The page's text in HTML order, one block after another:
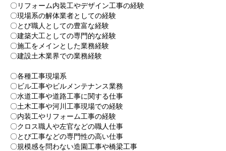
〇リフォーム内装工やデザイン工事の経験
〇現場系の解体業者としての経験
〇とび職人としての豊富な経験
〇建築大工としての専門的な経験
〇施工をメインとした業務経験
〇建設土木業界での業務経験
〇各種工事現場系
〇ビル工事やビルメンテナンス業務
〇水道工事や道路工事に関する仕事
〇土木工事や河川工事現場での経験
〇内装工やリフォーム工事の経験
〇クロス職人や左官などの職人仕事
〇とび工事などの専門性の高い仕事
〇規模感を問わない造園工事や橋梁工事